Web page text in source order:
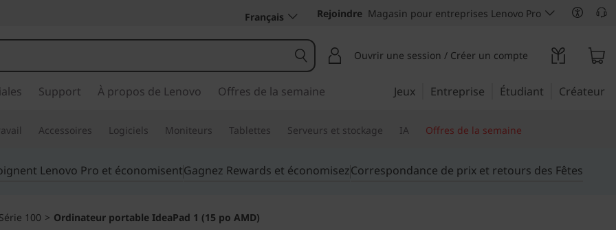
Français Rejoindre Magasin pour entreprises Lenovo Pro
Ouvrir une session / Créer un compte
Support À propos de Lenovo Offres de la semaine Jeux Entreprise Étudiant Créateur
Accessoires Logiciels Moniteurs Tablettes Serveurs et stockage IA Offres de la semaine
Lenovo Pro et économisentGagnez Rewards et économisezCorrespondance de prix et retours des Fêtes
100 > Ordinateur portable IdeaPad 1 (15 po AMD)